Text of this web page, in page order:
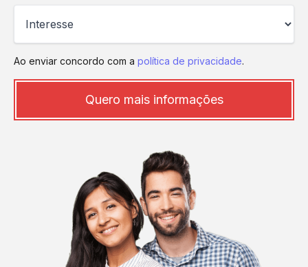
Ao enviar concordo com a política de privacidade.
Quero mais informações